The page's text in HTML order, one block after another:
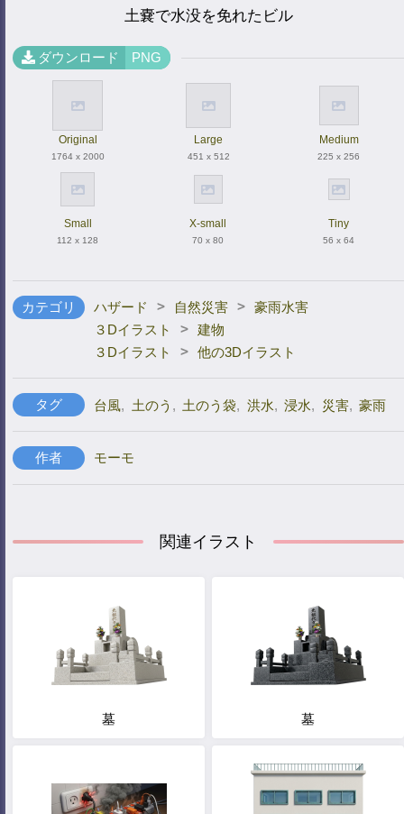
土嚢で水没を免れたビル
ダウンロード PNG
Original
1764 x 2000
Large
451 x 512
Medium
225 x 256
Small
112 x 128
X-small
70 x 80
Tiny
56 x 64
カテゴリ ハザード > 自然災害 > 豪雨水害
３Dイラスト
> 建物
３Dイラスト
> 他の3Dイラスト
タグ 台風, 土のう , 土のう袋, 洪水, 浸水, 災害, 豪雨
作者 モーモ
関連イラスト
墓 墓